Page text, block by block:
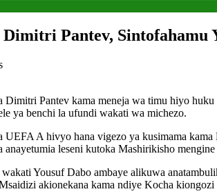
Dimitri Pantev, Sintofahamu
Dimitri Pantev kama meneja wa timu hiyo
ya benchi la ufundi wakati wa michezo.
UEFA A hivyo hana vigezo ya kusimama
leseni kutoka Mashirikisho
Yousuf Dabo ambaye alikuwa
akionekana kama ndiye Kocha